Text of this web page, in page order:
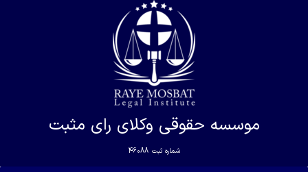
موسسه حقوقی وکلای رای مثبت
شماره ثبت 46088